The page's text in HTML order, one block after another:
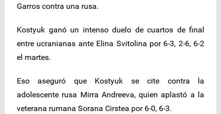
Garros contra una rusa.
Kostyuk ganó un intenso duelo de cuartos de final
entre ucranianas ante Elina Svitolina por 6-3, 2-6, 6-2
el martes.
Eso aseguró que Kostyuk se cite contra la
adolescente rusa Mirra Andreeva, quien aplastó a la
veterana rumana Sorana Cirstea por 6-0, 6-3.